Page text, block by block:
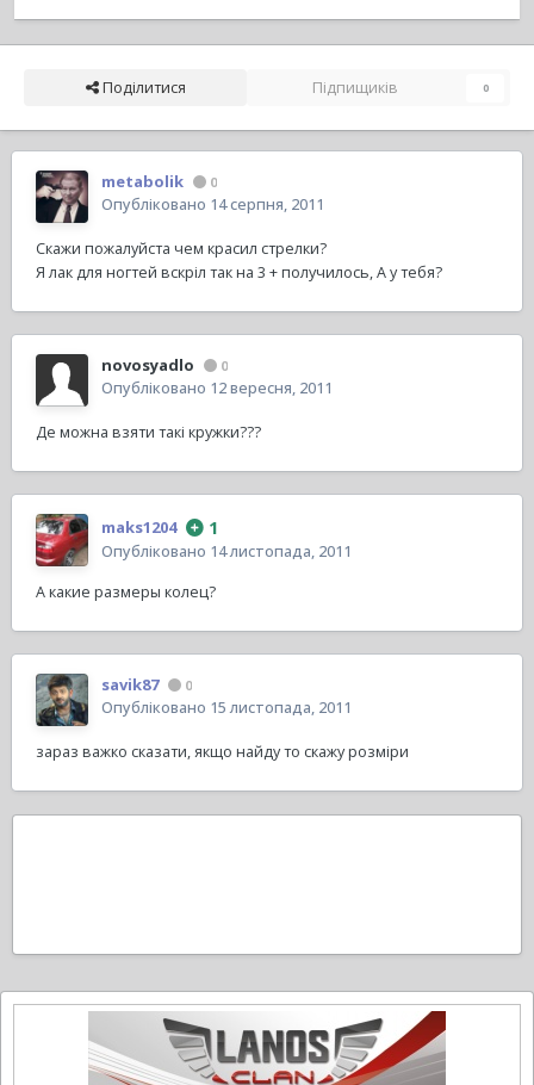
Поділитися Підпищиків 0
metabolik 0
Опубліковано 14 серпня, 2011
Скажи пожалуйста чем красил стрелки?
Я лак для ногтей вскріл так на 3 + получилось, А у тебя?
novosyadlo 0
Опубліковано 12 вересня, 2011
Де можна взяти такі кружки???
maks1204 1
Опубліковано 14 листопада, 2011
А какие размеры колец?
savik87 0
Опубліковано 15 листопада, 2011
зараз важко сказати, якщо найду то скажу розміри